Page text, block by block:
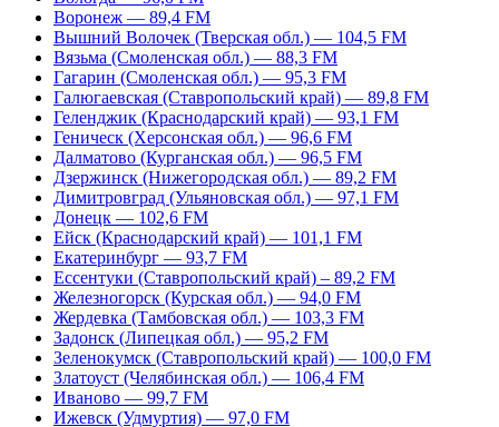
Воронеж — 89,4 FM
Вышний Волочек (Тверская обл.) — 104,5 FM
Вязьма (Смоленская обл.) — 88,3 FM
Гагарин (Смоленская обл.) — 95,3 FM
Галюгаевская (Ставропольский край) — 89,8 FM
Геленджик (Краснодарский край) — 93,1 FM
Геническ (Херсонская обл.) — 96,6 FM
Далматово (Курганская обл.) — 96,5 FM
Дзержинск (Нижегородская обл.) — 89,2 FM
Димитровград (Ульяновская обл.) — 97,1 FM
Донецк — 102,6 FM
Ейск (Краснодарский край) — 101,1 FM
Екатеринбург — 93,7 FM
Ессентуки (Ставропольский край) – 89,2 FM
Железногорск (Курская обл.) — 94,0 FM
Жердевка (Тамбовская обл.) — 103,3 FM
Задонск (Липецкая обл.) — 95,2 FM
Зеленокумск (Ставропольский край) — 100,0 FM
Златоуст (Челябинская обл.) — 106,4 FM
Иваново — 99,7 FM
Ижевск (Удмуртия) — 97,0 FM